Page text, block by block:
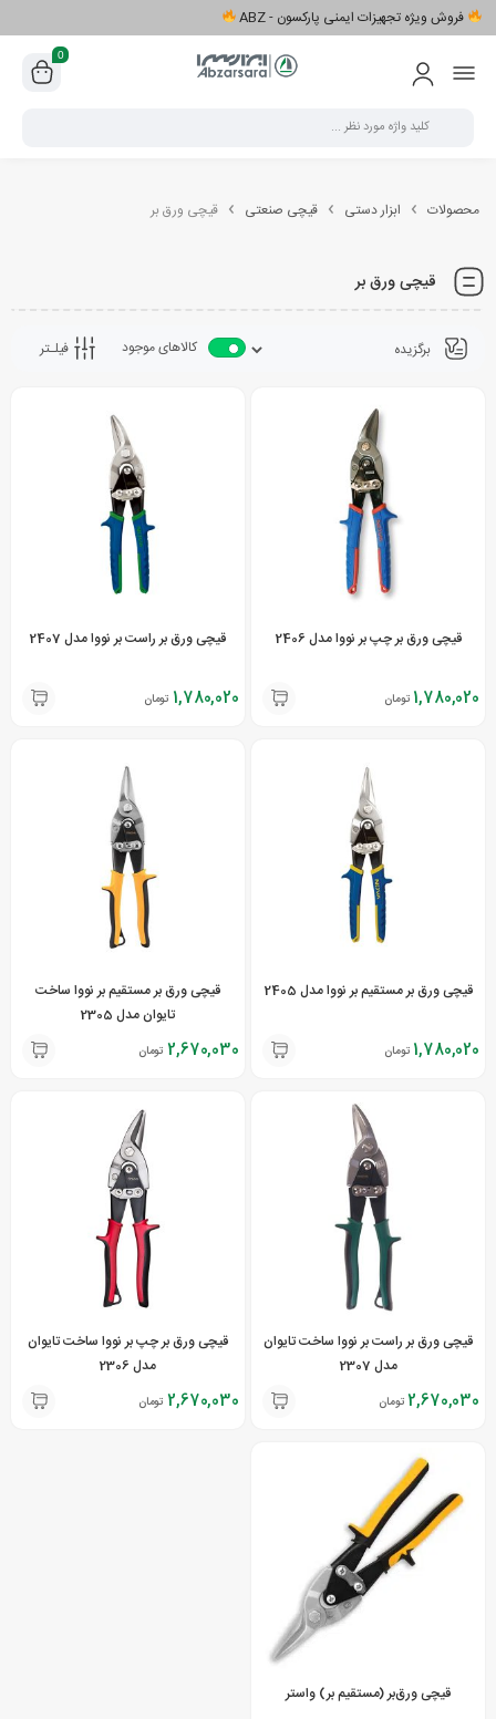
فروش ویژه تجهیزات ایمنی پارکسون - ABZ
0
محصولات ابزار دستی قیچی صنعتی قیچی ورق بر
قیچی ورق بر
فیلـتر کالاهای موجود
قیچی ورق بر چپ بر نووا مدل 2406
1,780,020 تومان
قیچی ورق بر راست بر نووا مدل 2407
1,780,020 تومان
قیچی ورق بر مستقیم بر نووا مدل 2405
1,780,020 تومان
قیچی ورق بر مستقیم بر نووا ساخت
تایوان مدل 2305
2,670,030 تومان
قیچی ورق بر راست بر نووا ساخت تایوان
مدل 2307
2,670,030 تومان
قیچی ورق بر چپ بر نووا ساخت تایوان
مدل 2306
2,670,030 تومان
قیچی ورق‌بر (مستقیم بر) واستر